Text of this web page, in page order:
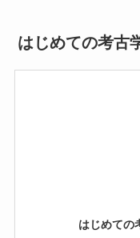
はじめての考古
はじめての